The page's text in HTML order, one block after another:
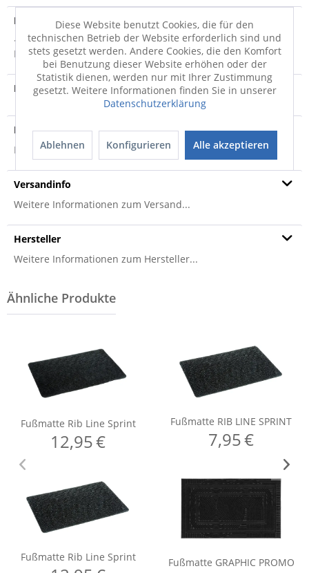
Produktdetails
· grau · 100% Polypropylen · rutschfest · strapazierfähig ·
REACH Nutzschicht: 100%...mehr
Produktvideo
Produktsicherheit
Produktsicherheit
Versandinfo
Weitere Informationen zum Versand...
Hersteller
Weitere Informationen zum Hersteller...
Diese Website benutzt Cookies, die für den
technischen Betrieb der Website erforderlich sind und
stets gesetzt werden. Andere Cookies, die den Komfort
bei Benutzung dieser Website erhöhen oder der
Statistik dienen, werden nur mit Ihrer Zustimmung
gesetzt. Weitere Informationen finden Sie in unserer
Datenschutzerklärung
Ablehnen Konfigurieren Alle akzeptieren